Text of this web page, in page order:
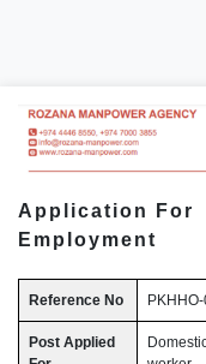
Application For
Employment
Reference No
Post Applied